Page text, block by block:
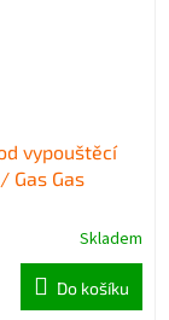
vypouštěcí
Gas Gas
Skladem
Do košíku